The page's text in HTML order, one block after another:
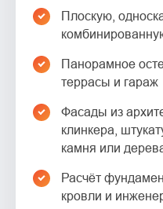
Плоскую,
Панорамное
террасы и гараж
Фасады из
клинкера,
камня или
Расчёт
кровли и